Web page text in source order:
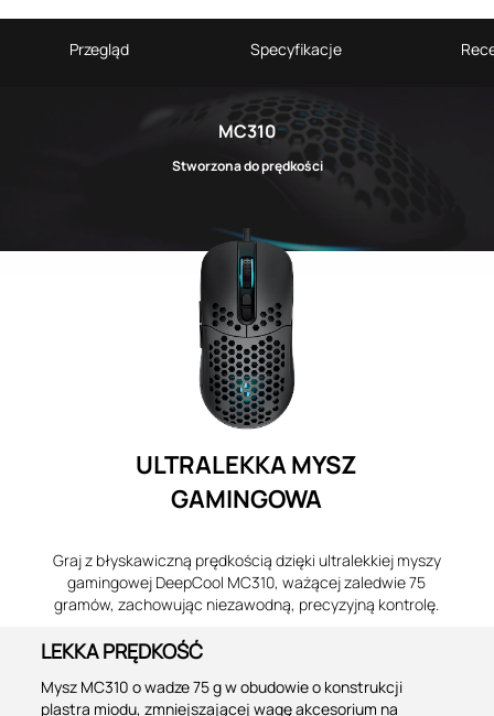
Przegląd Specyfikacje
MC310
Stworzona do prędkości
ULTRALEKKA MYSZ
GAMINGOWA
Graj z błyskawiczną prędkością dzięki ultralekkiej myszy
gamingowej DeepCool MC310, ważącej zaledwie 75
gramów, zachowując niezawodną, precyzyjną kontrolę.
LEKKA PRĘDKOŚĆ
Mysz MC310 o wadze 75 g w obudowie o konstrukcji
plastra miodu, zmniejszającej wagę akcesorium na